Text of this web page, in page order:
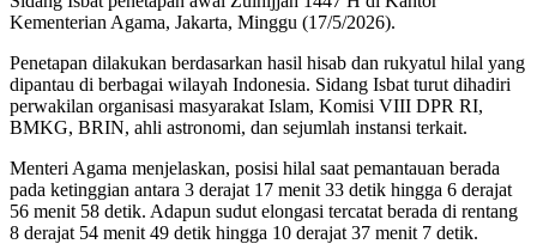
Kementerian Agama, Jakarta, Minggu (17/5/2026).
Penetapan dilakukan berdasarkan hasil hisab dan rukyatul hilal yang
dipantau di berbagai wilayah Indonesia. Sidang Isbat turut dihadiri
perwakilan organisasi masyarakat Islam, Komisi VIII DPR RI,
BMKG, BRIN, ahli astronomi, dan sejumlah instansi terkait.
Menteri Agama menjelaskan, posisi hilal saat pemantauan berada
pada ketinggian antara 3 derajat 17 menit 33 detik hingga 6 derajat
56 menit 58 detik. Adapun sudut elongasi tercatat berada di rentang
8 derajat 54 menit 49 detik hingga 10 derajat 37 menit 7 detik.